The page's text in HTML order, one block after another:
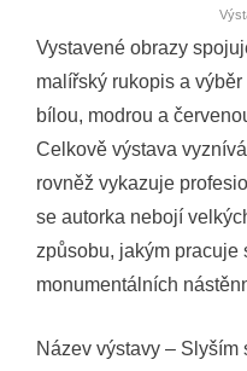
Vystavené obrazy
malířský rukopis a
bílou, modrou a
Celkově výstava
rovněž vykazuje
se autorka nebojí
způsobu, jakým pracuje
monumentálních
Název výstavy –